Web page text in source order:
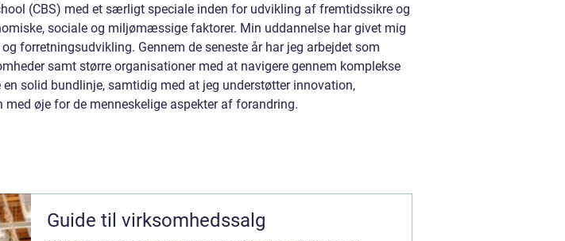
(CBS) med et særligt speciale inden for udvikling af fremtidssikre og
sociale og miljømæssige faktorer. Min uddannelse har givet mig
forretningsudvikling. Gennem de seneste år har jeg arbejdet som
samt større organisationer med at navigere gennem komplekse
solid bundlinje, samtidig med at jeg understøtter innovation,
øje for de menneskelige aspekter af forandring.
Guide til virksomhedssalg